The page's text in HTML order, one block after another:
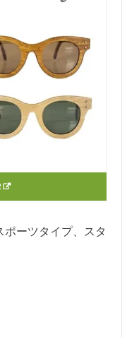
ーツタイプ、スタ